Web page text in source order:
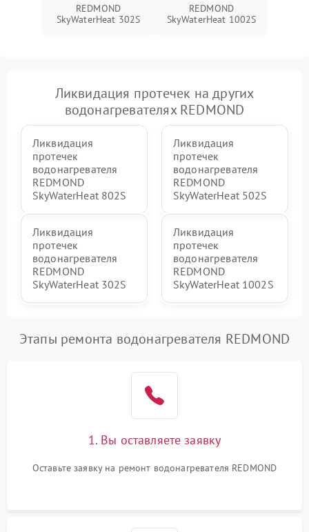
REDMOND
SkyWaterHeat 302S
REDMOND
SkyWaterHeat 1002S
Ликвидация протечек на других
водонагревателях REDMOND
Ликвидация
протечек
водонагревателя
REDMOND
SkyWaterHeat 802S
Ликвидация
протечек
водонагревателя
REDMOND
SkyWaterHeat 502S
Ликвидация
протечек
водонагревателя
REDMOND
SkyWaterHeat 302S
Ликвидация
протечек
водонагревателя
REDMOND
SkyWaterHeat 1002S
Этапы ремонта водонагревателя REDMOND
1. Вы оставляете заявку
Оставьте заявку на ремонт водонагревателя REDMOND